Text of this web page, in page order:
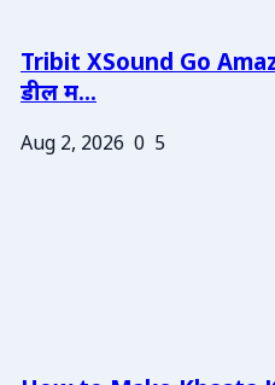
Tribit XSound Go
डील म...
Aug 2, 2026 0 5